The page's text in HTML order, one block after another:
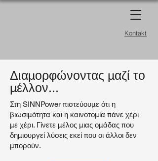
Kontakt
Διαμορφώνοντας μαζί το
μέλλον...
Στη SINNPower πιστεύουμε ότι η
βιωσιμότητα και η καινοτομία πάνε χέρι
με χέρι. Γίνετε μέλος μιας ομάδας που
δημιουργεί λύσεις εκεί που οι άλλοι δεν
μπορούν.